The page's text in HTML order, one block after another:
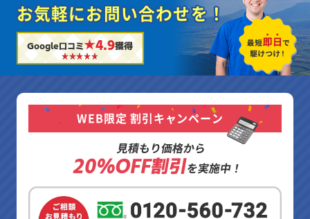
お気軽にお問い合わせを！
Google口コミ★4.9獲得
WEB限定 割引キャンペーン
見積もり価格から
20%OFF割引を実施中！